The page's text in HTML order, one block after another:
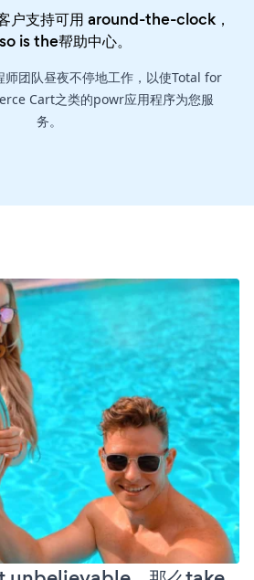
支持可用 around-the-clock，
is the帮助中心。
师团队昼夜不停地工作，以使Total for
Cart之类的powr应用程序为您服
务。